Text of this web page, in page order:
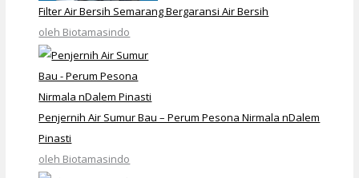
Filter Air Bersih Semarang Bergaransi Air Bersih
oleh Biotamasindo
Penjernih Air Sumur Bau – Perum Pesona Nirmala nDalem
Pinasti
oleh Biotamasindo